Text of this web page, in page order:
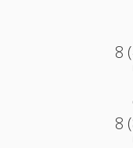
8
8